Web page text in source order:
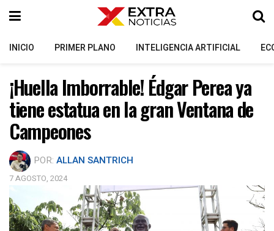
INICIO PRIMER PLANO INTELIGENCIA ARTIFICIAL
¡Huella Imborrable! Édgar Perea ya
tiene estatua en la gran Ventana de
Campeones
POR: ALLAN SANTRICH
7 AGOSTO, 2024